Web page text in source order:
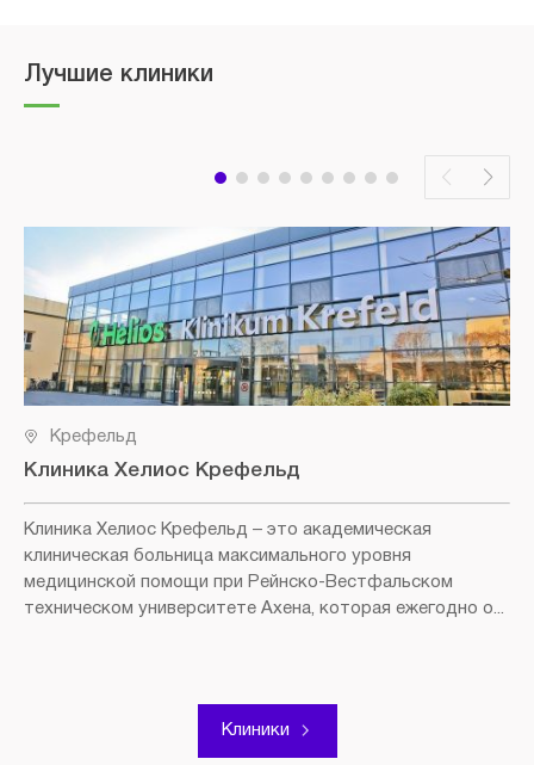
Лучшие клиники
Крефельд
Клиника Хелиос Крефельд
Клиника Хелиос Крефельд – это академическая
клиническая больница максимального уровня
медицинской помощи при Рейнско-Вестфальском
техническом университете Ахена, которая ежегодно о...
Клиники